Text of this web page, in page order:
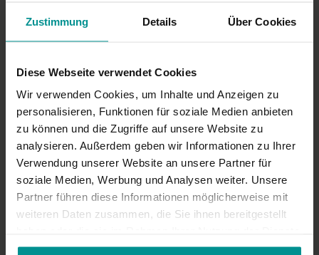
Zustimmung Details Über Cookies
Diese Webseite verwendet Cookies
Wir verwenden Cookies, um Inhalte und Anzeigen zu
personalisieren, Funktionen für soziale Medien anbieten
zu können und die Zugriffe auf unsere Website zu
analysieren. Außerdem geben wir Informationen zu Ihrer
Verwendung unserer Website an unsere Partner für
soziale Medien, Werbung und Analysen weiter. Unsere
Partner führen diese Informationen möglicherweise mit
weiteren Daten zusammen, die Sie ihnen bereitgestellt
gesammelt haben.
Mehr laden
Ähnliche Videos